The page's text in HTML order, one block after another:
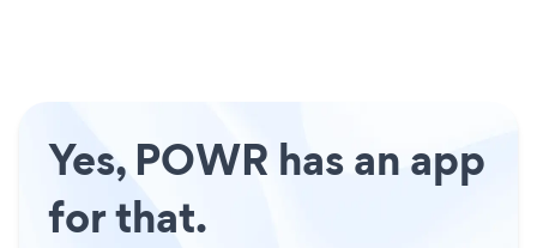
Yes, POWR has an app
for that.